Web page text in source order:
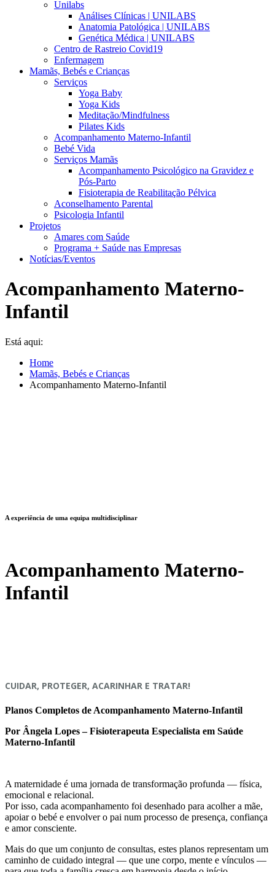
Unilabs
Análises Clínicas | UNILABS
Anatomia Patológica | UNILABS
Genética Médica | UNILABS
Centro de Rastreio Covid19
Enfermagem
Mamãs, Bebés e Crianças
Serviços
Yoga Baby
Yoga Kids
Meditação/Mindfulness
Pilates Kids
Acompanhamento Materno-Infantil
Bebé Vida
Serviços Mamãs
Acompanhamento Psicológico na Gravidez e
Pós-Parto
Fisioterapia de Reabilitação Pélvica
Aconselhamento Parental
Psicologia Infantil
Projetos
Amares com Saúde
Programa + Saúde nas Empresas
Notícias/Eventos
Acompanhamento Materno-
Infantil
Está aqui:
Home
Mamãs, Bebés e Crianças
Acompanhamento Materno-Infantil
A experiência de uma equipa multidisciplinar
Acompanhamento Materno-
Infantil
CUIDAR, PROTEGER, ACARINHAR E TRATAR!
Planos Completos de Acompanhamento Materno-Infantil
Por Ângela Lopes – Fisioterapeuta Especialista em Saúde
Materno-Infantil
A maternidade é uma jornada de transformação profunda — física,
emocional e relacional.
Por isso, cada acompanhamento foi desenhado para acolher a mãe,
apoiar o bebé e envolver o pai num processo de presença, confiança
e amor consciente.
Mais do que um conjunto de consultas, estes planos representam um
caminho de cuidado integral — que une corpo, mente e vínculos —